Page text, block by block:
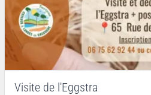
Visite de l'Eggstra